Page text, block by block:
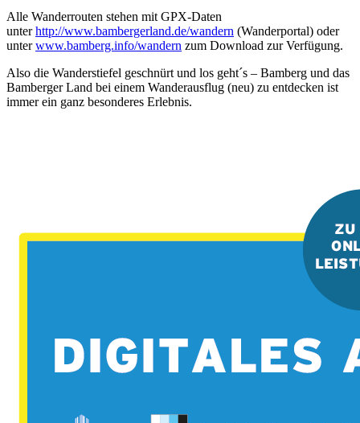
Alle Wanderrouten stehen mit GPX-Daten
unterhttp://www.bambergerland.de/wandern (Wanderportal) oder
unterwww.bamberg.info/wandern zum Download zur Verfügung.
Also die Wanderstiefel geschnürt und los geht´s – Bamberg und das
Bamberger Land bei einem Wanderausflug (neu) zu entdecken ist
immer ein ganz besonderes Erlebnis.